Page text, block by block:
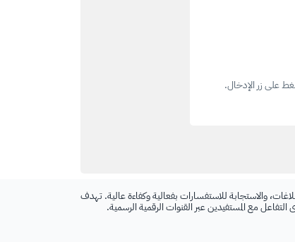
على زر الإدخال.
والاستجابة للاستفسارات بفعالية وكفاءة عالية. تهدف
مع المستفيدين عبر القنوات الرقمية الرسمية.